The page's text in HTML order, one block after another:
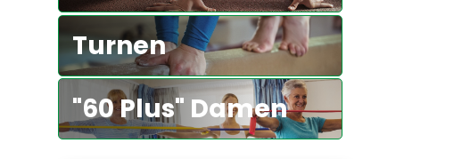
Turnen
"60 Plus" Damen